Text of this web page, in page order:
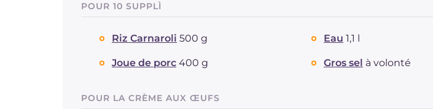
POUR 10 SUPPLÌ
Riz Carnaroli 500 g Eau 1,1 l
Joue de porc 400 g Gros sel à volonté
POUR LA CRÈME AUX ŒUFS